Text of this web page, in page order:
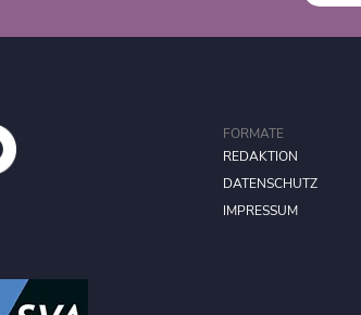
FORMATE
REDAKTION
DATENSCHUTZ
IMPRESSUM